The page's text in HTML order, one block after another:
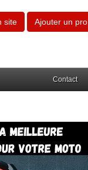
site Ajouter un pro
Contact